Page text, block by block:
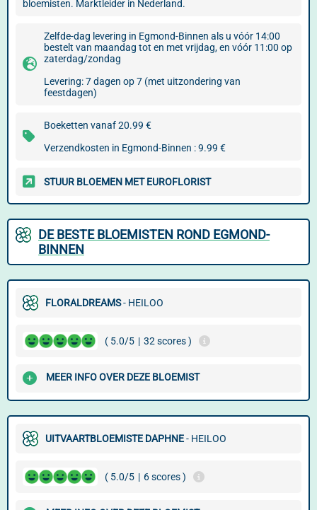
bloemisten. Marktleider in Nederland.
Zelfde-dag levering in Egmond-Binnen als u vóór 14:00
bestelt van maandag tot en met vrijdag, en vóór 11:00 op
zaterdag/zondag
Levering: 7 dagen op 7 (met uitzondering van
feestdagen)
Boeketten vanaf 20.99 €
Verzendkosten in Egmond-Binnen : 9.99 €
STUUR BLOEMEN MET EUROFLORIST
DE BESTE BLOEMISTEN ROND EGMOND-
BINNEN
FLORALDREAMS- HEILOO
( 5.0/5 | 32 scores )
MEER INFO OVER DEZE BLOEMIST
UITVAARTBLOEMISTE DAPHNE- HEILOO
( 5.0/5 | 6 scores )